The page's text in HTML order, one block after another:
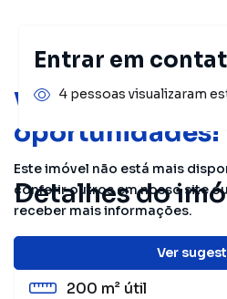
Você pode
oportunidades!
Este imóvel não está mais
conferir outros em nosso site
receber mais informações.
Ver
Detalhes do
200 m² útil
Entrar em
4 pessoas visualizaram